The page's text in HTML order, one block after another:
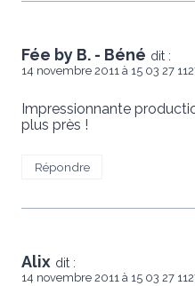
Fée by B. - Béné dit :
14 novembre 2011 à 15 03 27
Impressionnante
plus près !
Répondre
Alix dit :
14 novembre 2011 à 15 03 27